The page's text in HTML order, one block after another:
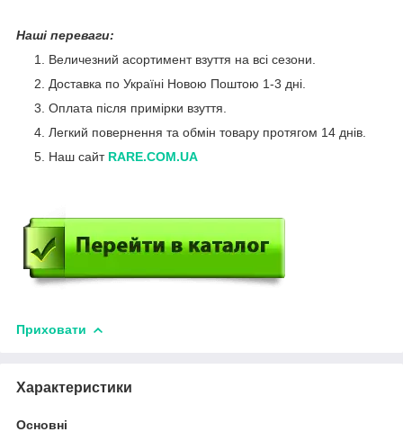
Наші переваги:
Величезний асортимент взуття на всі сезони.
Доставка по Україні Новою Поштою 1-3 дні.
Оплата після примірки взуття.
Легкий повернення та обмін товару протягом 14 днів.
Наш сайт RARE.COM.UA
Приховати
Характеристики
Основні